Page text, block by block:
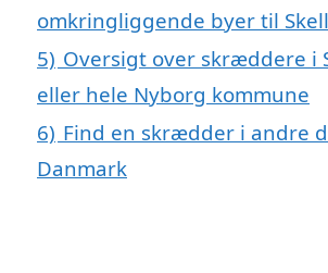
omkringliggende byer til
5) Oversigt over skræddere i
eller hele Nyborg kommune
6) Find en skrædder i andre
Danmark